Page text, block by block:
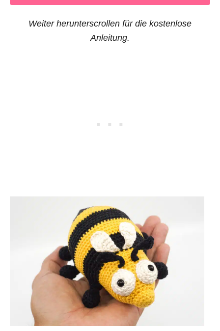
Weiter herunterscrollen für die kostenlose
Anleitung.